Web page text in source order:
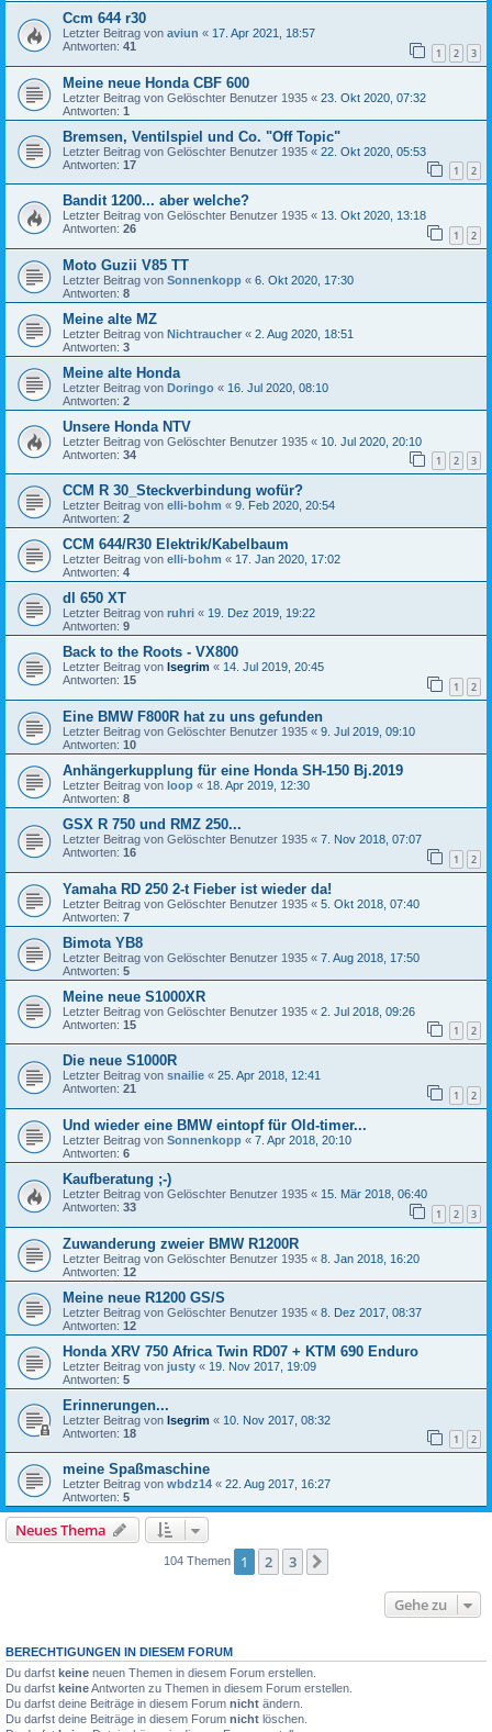
Ccm 644 r30
Letzter Beitrag von aviun « 17. Apr 2021, 18:57
Antworten: 41 1 2 3
Meine neue Honda CBF 600
Letzter Beitrag von Gelöschter Benutzer 1935 « 23. Okt 2020, 07:32
Antworten: 1
Bremsen, Ventilspiel und Co. "Off Topic"
Letzter Beitrag von Gelöschter Benutzer 1935 « 22. Okt 2020, 05:53
Antworten: 17 1 2
Bandit 1200... aber welche?
Letzter Beitrag von Gelöschter Benutzer 1935 « 13. Okt 2020, 13:18
Antworten: 26 1 2
Moto Guzii V85 TT
Letzter Beitrag von Sonnenkopp « 6. Okt 2020, 17:30
Antworten: 8
Meine alte MZ
Letzter Beitrag von Nichtraucher « 2. Aug 2020, 18:51
Antworten: 3
Meine alte Honda
Letzter Beitrag von Doringo « 16. Jul 2020, 08:10
Antworten: 2
Unsere Honda NTV
Letzter Beitrag von Gelöschter Benutzer 1935 « 10. Jul 2020, 20:10
Antworten: 34 1 2 3
CCM R 30_Steckverbindung wofür?
Letzter Beitrag von elli-bohm « 9. Feb 2020, 20:54
Antworten: 2
CCM 644/R30 Elektrik/Kabelbaum
Letzter Beitrag von elli-bohm « 17. Jan 2020, 17:02
Antworten: 4
dl 650 XT
Letzter Beitrag von ruhri « 19. Dez 2019, 19:22
Antworten: 9
Back to the Roots - VX800
Letzter Beitrag von Isegrim « 14. Jul 2019, 20:45
Antworten: 15 1 2
Eine BMW F800R hat zu uns gefunden
Letzter Beitrag von Gelöschter Benutzer 1935 « 9. Jul 2019, 09:10
Antworten: 10
Anhängerkupplung für eine Honda SH-150 Bj.2019
Letzter Beitrag von loop « 18. Apr 2019, 12:30
Antworten: 8
GSX R 750 und RMZ 250...
Letzter Beitrag von Gelöschter Benutzer 1935 « 7. Nov 2018, 07:07
Antworten: 16 1 2
Yamaha RD 250 2-t Fieber ist wieder da!
Letzter Beitrag von Gelöschter Benutzer 1935 « 5. Okt 2018, 07:40
Antworten: 7
Bimota YB8
Letzter Beitrag von Gelöschter Benutzer 1935 « 7. Aug 2018, 17:50
Antworten: 5
Meine neue S1000XR
Letzter Beitrag von Gelöschter Benutzer 1935 « 2. Jul 2018, 09:26
Antworten: 15 1 2
Die neue S1000R
Letzter Beitrag von snailie « 25. Apr 2018, 12:41
Antworten: 21 1 2
Und wieder eine BMW eintopf für Old-timer...
Letzter Beitrag von Sonnenkopp « 7. Apr 2018, 20:10
Antworten: 6
Kaufberatung ;-)
Letzter Beitrag von Gelöschter Benutzer 1935 « 15. Mär 2018, 06:40
Antworten: 33 1 2 3
Zuwanderung zweier BMW R1200R
Letzter Beitrag von Gelöschter Benutzer 1935 « 8. Jan 2018, 16:20
Antworten: 12
Meine neue R1200 GS/S
Letzter Beitrag von Gelöschter Benutzer 1935 « 8. Dez 2017, 08:37
Antworten: 12
Honda XRV 750 Africa Twin RD07 + KTM 690 Enduro
Letzter Beitrag von justy « 19. Nov 2017, 19:09
Antworten: 5
Erinnerungen...
Letzter Beitrag von Isegrim « 10. Nov 2017, 08:32
Antworten: 18 1 2
meine Spaßmaschine
Letzter Beitrag von wbdz14 « 22. Aug 2017, 16:27
Antworten: 5
Neues Thema
104 Themen 1 2 3
Gehe zu
BERECHTIGUNGEN IN DIESEM FORUM
Du darfst keine neuen Themen in diesem Forum erstellen.
Du darfst keineAntworten zu Themen in diesem Forum erstellen.
Du darfst deine Beiträge in diesem Forum nicht ändern.
Du darfst deine Beiträge in diesem Forum nicht löschen.